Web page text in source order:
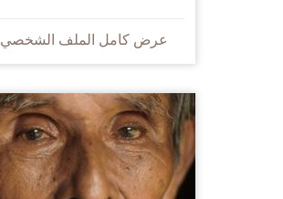
عرض كامل الملف الشخصي